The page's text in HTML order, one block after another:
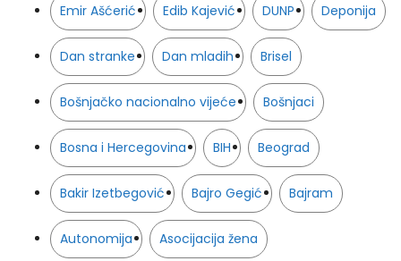
Emir Ašćerić Edib Kajević DUNP Deponija
Dan stranke Dan mladih Brisel
Bošnjačko nacionalno vijeće Bošnjaci
Bosna i Hercegovina BIH Beograd
Bakir Izetbegović Bajro Gegić Bajram
Autonomija Asocijacija žena